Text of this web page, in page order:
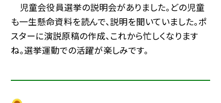
児童会役員選挙の説明会がありました。どの児童
も一生懸命資料を読んで、説明を聞いていました。ポ
スターに演説原稿の作成、これから忙しくなります
ね。選挙運動での活躍が楽しみです。